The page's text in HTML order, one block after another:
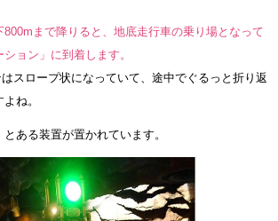
まで降りると、地底走行車の乗り場となって
ョン」に到着します。
スロープ状になっていて、途中でぐるっと折り返
ね。
ある装置が置かれています。